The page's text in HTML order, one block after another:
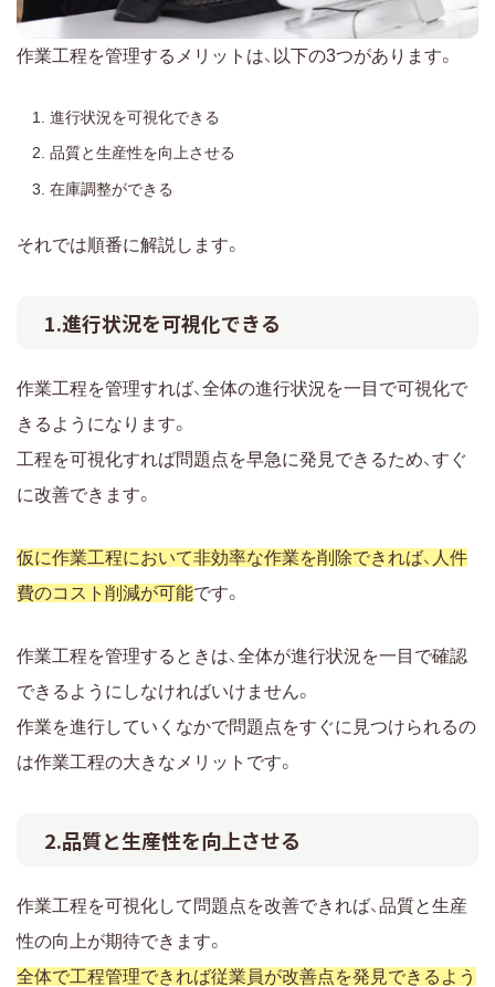
作業工程を管理するメリットは、以下の3つがあります。
進行状況を可視化できる
品質と生産性を向上させる
在庫調整ができる
それでは順番に解説します。
1.進行状況を可視化できる
作業工程を管理すれば、全体の進行状況を一目で可視化で
きるようになります。
工程を可視化すれば問題点を早急に発見できるため、すぐ
に改善できます。
仮に作業工程において非効率な作業を削除できれば、人件
費のコスト削減が可能です。
作業工程を管理するときは、全体が進行状況を一目で確認
できるようにしなければいけません。
作業を進行していくなかで問題点をすぐに見つけられるの
は作業工程の大きなメリットです。
2.品質と生産性を向上させる
作業工程を可視化して問題点を改善できれば、品質と生産
性の向上が期待できます。
全体で工程管理できれば従業員が改善点を発見できるよう